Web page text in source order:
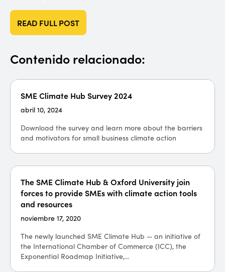
READ FULL POST
Contenido relacionado:
SME Climate Hub Survey 2024
abril 10, 2024
Download the survey and learn more about the barriers
and motivators for small business climate action
The SME Climate Hub & Oxford University join
forces to provide SMEs with climate action tools
and resources
noviembre 17, 2020
The newly launched SME Climate Hub — an initiative of
the International Chamber of Commerce (ICC), the
Exponential Roadmap Initiative,...